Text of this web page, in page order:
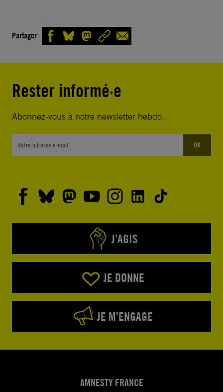
Partager
Rester informé·e
Abonnez-vous à notre newsletter hebdo.
OK
J’AGIS
JE DONNE
JE M’ENGAGE
AMNESTY FRANCE